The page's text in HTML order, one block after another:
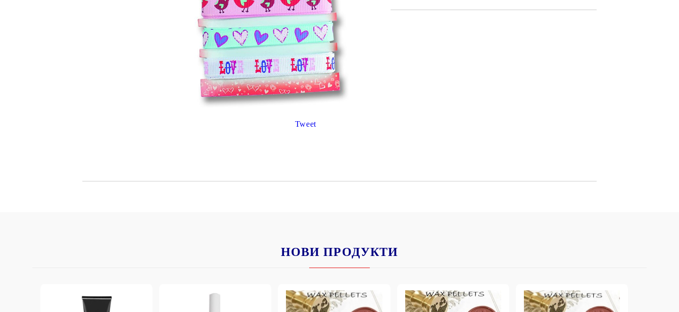
Гумирани листи, пера, шринк пластмаса и др.
LOVE
ДЕКОРАТИВНИ И ПЕЧАТИ ЗА
ВОСЪК
ХАРТИИ, ЗАГОТОВКИ ЗА
КАРТИЧКИ, ПЛИКОВЕ
Tweet
НОВИ ПРОДУКТИ